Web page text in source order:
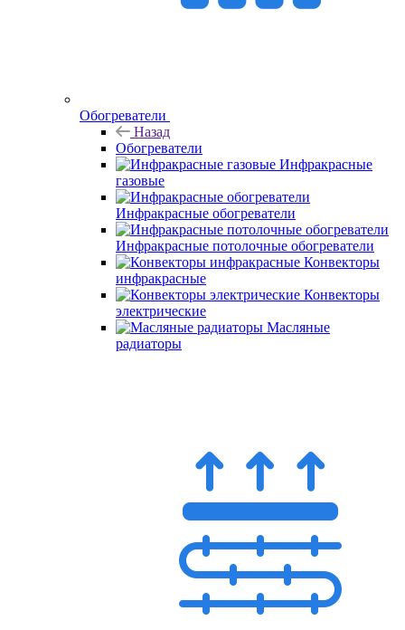
Обогреватели
Назад
Обогреватели
Инфракрасные
газовые
Инфракрасные обогреватели
Инфракрасные потолочные обогреватели
Конвекторы
инфракрасные
Конвекторы
электрические
Масляные
радиаторы